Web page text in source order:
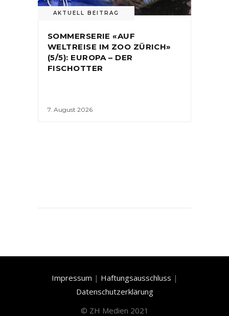
AKTUELL BEITRAG
SOMMERSERIE «AUF
WELTREISE IM ZOO ZÜRICH»
(5/5): EUROPA – DER
FISCHOTTER
7. August 2026
Impressum | Haftungsausschluss |
Datenschutzerklärung
© ZH Medien 2021